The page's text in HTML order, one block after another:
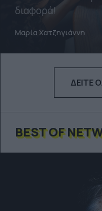
διαφορά!
Μαρία Χατζηγιάννη
ΔΕΊΤΕ
BEST OF